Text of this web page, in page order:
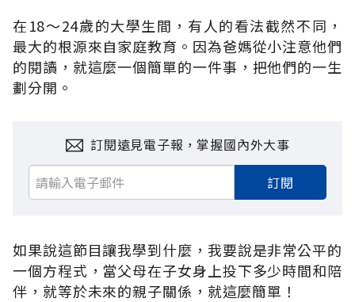
在18～24歲的大學生間，有人的看法截然不同，
最大的根源來自家庭教育。因為爸媽從小注意他們
的閱讀，就這麼一個簡單的一件事，把他們的一生
劃分開。
訂閱遠見電子報，掌握國內外大事
訂閱
如果說這節目讓我學到什麼，我要說是非常公平的
一個方程式，當父母在子女身上投下多少時間和陪
伴，就等於未來的親子關係，就這麼簡單！